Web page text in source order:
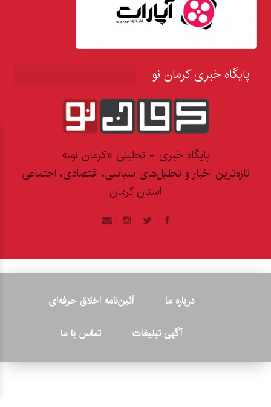
پایگاه خبری کرمان نو
پایگاه خبری - تحلیلی «کرمان نو،»
تازه‌ترین اخبار و تحلیل‌های سیاسی، اقتصادی، اجتماعی
استان کرمان
درباره ما
آئین‌نامه اخلاق حرفه‌ای
آگهی تبلیغات
تماس با ما